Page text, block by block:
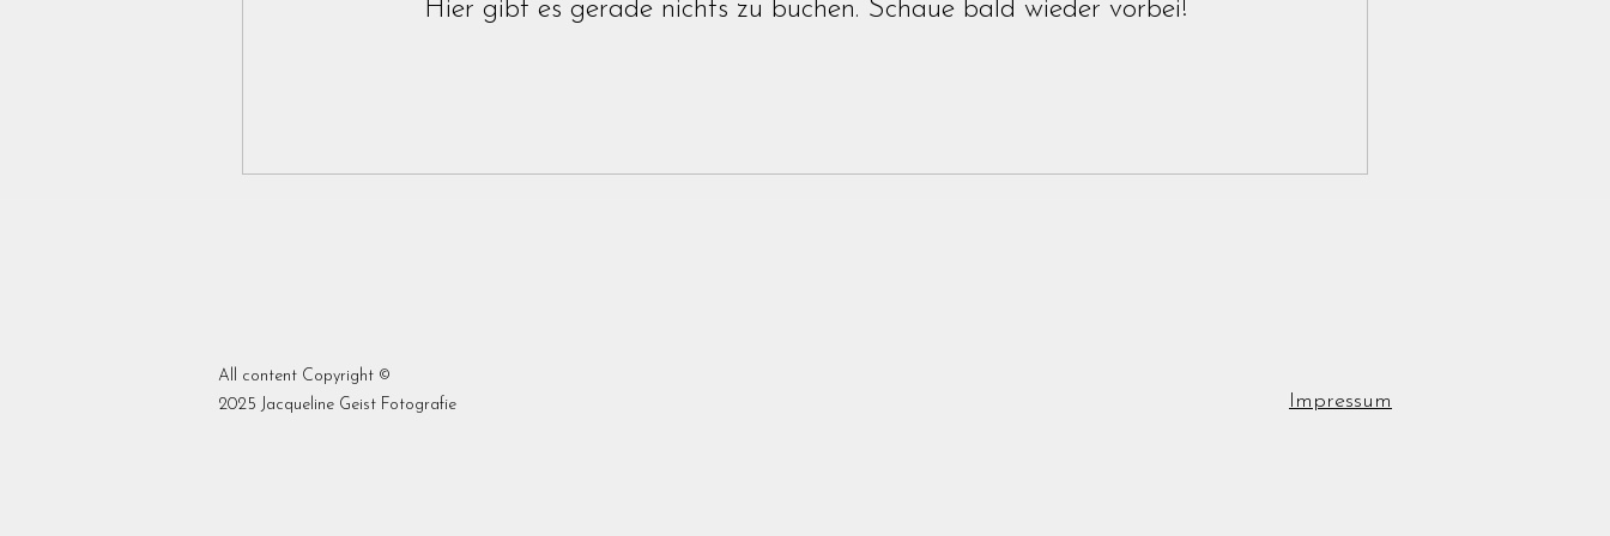
Hier gibt es gerade nichts zu buchen. Schaue bald wieder vorbei!
Impressum
All content Copyright ©
2025 Jacqueline Geist Fotografie